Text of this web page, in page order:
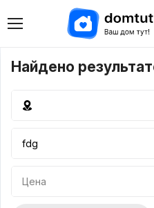
Найдено
Цена